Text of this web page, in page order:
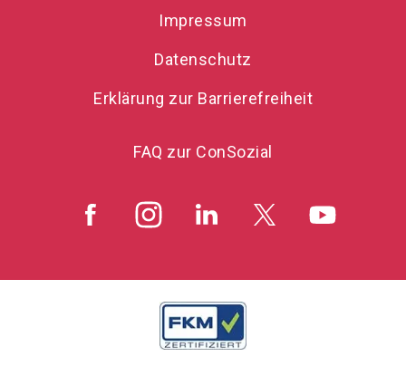
Impressum
Datenschutz
Erklärung zur Barrierefreiheit
FAQ zur ConSozial